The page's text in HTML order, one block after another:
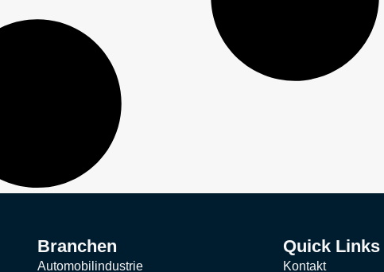
Branchen
Automobilindustrie
Quick Links
Kontakt